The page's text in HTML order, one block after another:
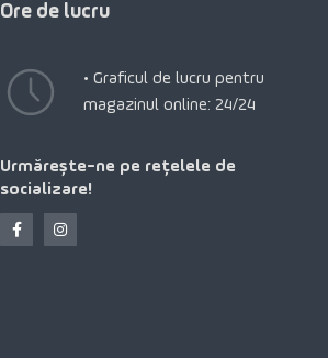
Ore de lucru
• Graficul de lucru pentru
magazinul online: 24/24
Urmărește-ne pe rețelele de
socializare!